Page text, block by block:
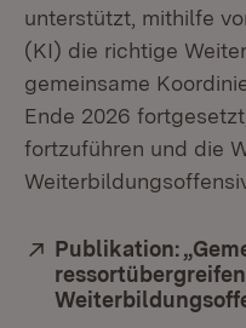
unterstützt, mithilfe
(KI) die richtige
gemeinsame
Ende 2026
fortzuführen und die
Extern:
Publikation: